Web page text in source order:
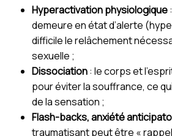
Hyperactivation physiologique
demeure en état d’alerte
difficile le relâchement
sexuelle ;
Dissociation: le corps et
pour éviter la souffrance, ce
de la sensation ;
Flash-backs, anxiété
traumatisant peut être «